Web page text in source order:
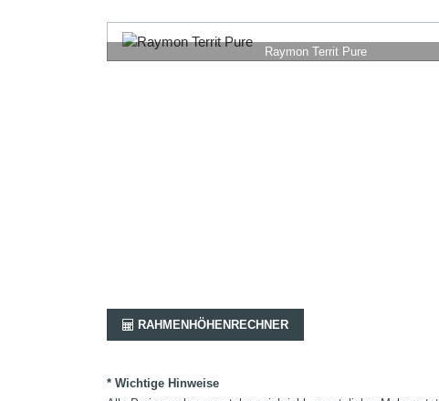
Raymon Territ Pure
RAHMENHÖHENRECHNER
* Wichtige Hinweise